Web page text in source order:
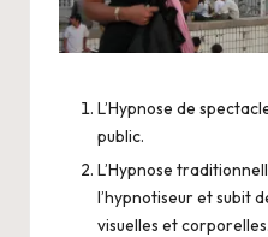
L’Hypnose de
public.
L’Hypnose
l’hypnotiseur et subit
visuelles et